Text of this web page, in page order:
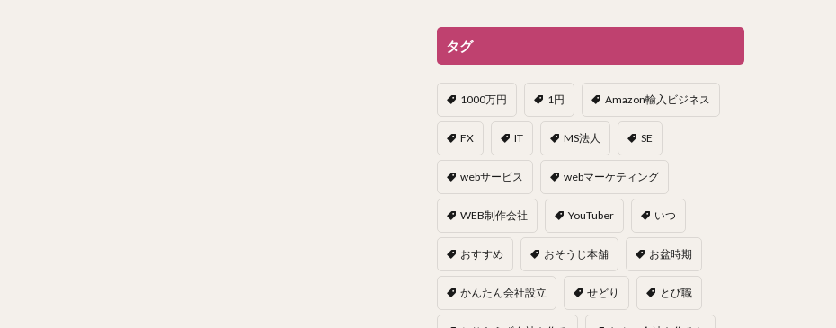
タグ
1000万円 1円 Amazon輸入ビジネス
FX IT MS法人 SE
webサービス webマーケティング
WEB制作会社 YouTuber いつ
おすすめ おそうじ本舗 お盆時期
かんたん会社設立 せどり とび職